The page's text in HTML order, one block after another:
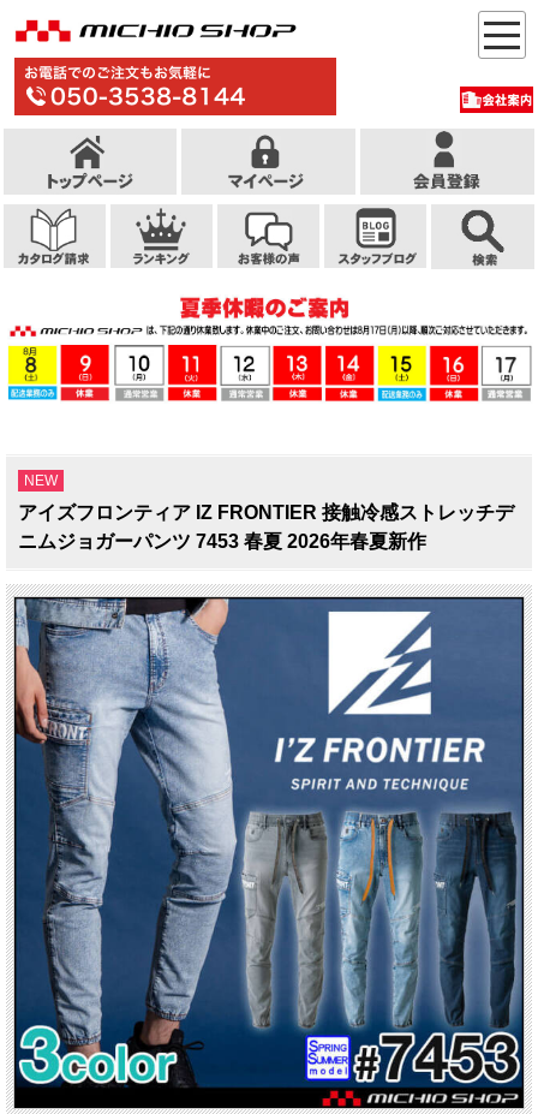
NEW
アイズフロンティア IZ FRONTIER 接触冷感ストレッチデ
ニムジョガーパンツ 7453 春夏 2026年春夏新作